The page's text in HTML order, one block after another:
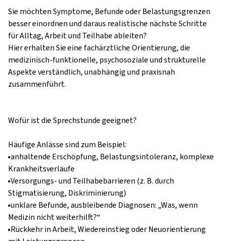
Sie möchten Symptome, Befunde oder Belastungsgrenzen
besser einordnen und daraus realistische nächste Schritte
für Alltag, Arbeit und Teilhabe ableiten?
Hier erhalten Sie eine fachärztliche Orientierung, die
medizinisch-funktionelle, psychosoziale und strukturelle
Aspekte verständlich, unabhängig und praxisnah
zusammenführt.
Wofür ist die Sprechstunde geeignet?
Häufige Anlässe sind zum Beispiel:
▪️anhaltende Erschöpfung, Belastungsintoleranz, komplexe
Krankheitsverläufe
▪️Versorgungs- und Teilhabebarrieren (z. B. durch
Stigmatisierung, Diskriminierung)
▪️unklare Befunde, ausbleibende Diagnosen: „Was, wenn
Medizin nicht weiterhilft?“
▪️Rückkehr in Arbeit, Wiedereinstieg oder Neuorientierung